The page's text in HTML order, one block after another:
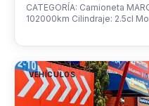
CATEGORÍA: Camioneta
102000km Cilindraje: 2.5cl
VEHÍCULOS